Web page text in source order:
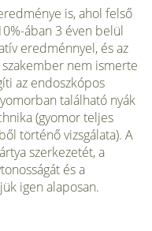
is, ahol felső
ában 3 éven belül
eredménnyel, és az
nem ismer­te
az endoszkópos
található nyák
(gyomor teljes
történő vizs­gálata). A
szer­kezetét, a
és a
igen alaposan.